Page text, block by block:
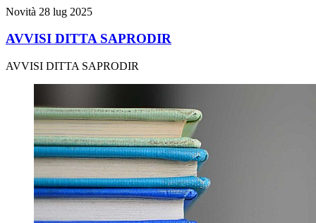
Novità 28 lug 2025
AVVISI DITTA SAPRODIR
AVVISI DITTA SAPRODIR